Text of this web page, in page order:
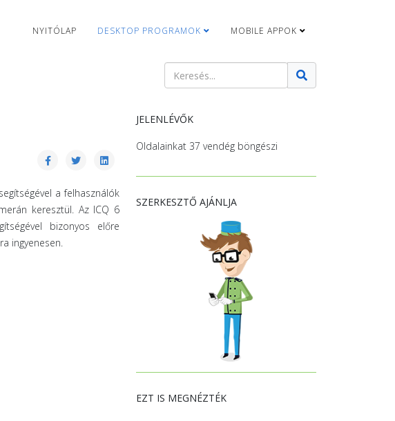
NYITÓLAP DESKTOP PROGRAMOK MOBILE APPOK
Keresés
a felhasználók
keresztül. Az ICQ 6
bizonyos előre
ingyenesen.
JELENLÉVŐK
Oldalainkat 37 vendég böngészi
SZERKESZTŐ AJÁNLJA
EZT IS MEGNÉZTÉK